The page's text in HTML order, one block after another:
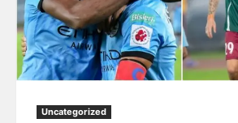
Uncategorized